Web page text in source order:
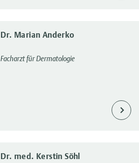
Dr. Marian Anderko
Facharzt für Dermatologie
Dr. med. Kerstin Söhl